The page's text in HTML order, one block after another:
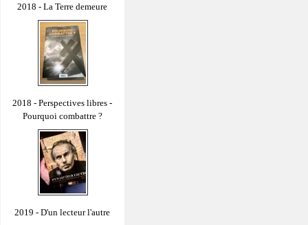
2018 - La Terre demeure
2018 - Perspectives libres -
Pourquoi combattre ?
2019 - D'un lecteur l'autre